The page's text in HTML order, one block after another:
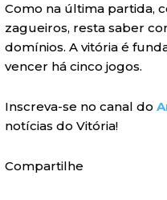
Como na última partida,
zagueiros, resta saber
domínios. A vitória é
vencer há cinco jogos.
Inscreva-se no canal do
notícias do Vitória!
Compartilhe